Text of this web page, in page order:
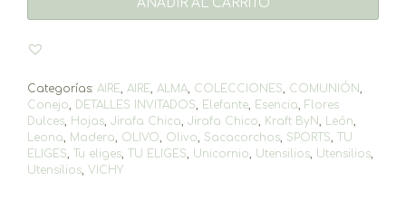
AÑADIR AL CARRITO
Categorías: AIRE, AIRE, ALMA, COLECCIONES, COMUNIÓN,
Conejo, DETALLES INVITADOS, Elefante, Esencia, Flores
Dulces, Hojas, Jirafa Chica, Jirafa Chico, Kraft ByN, León,
Leona, Madera, OLIVO, Olivo, Sacacorchos, SPORTS,
TU
ELIGES, Tu eliges, TU ELIGES, Unicornio, Utensilios, Utensilios,
Utensilios, VICHY